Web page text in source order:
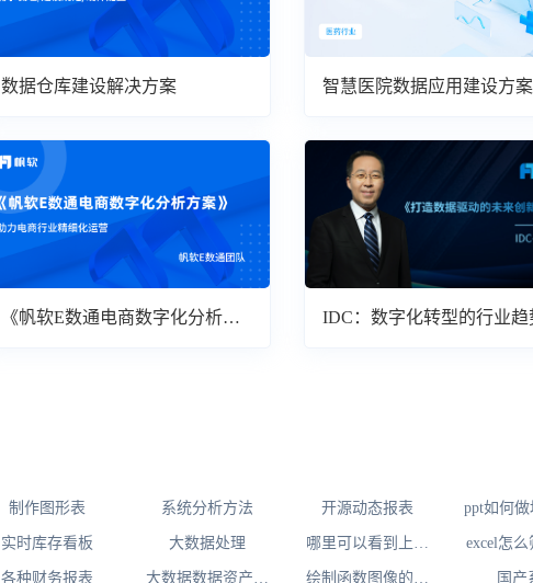
数据仓库建设解决方案 智慧医院数据应用建设方案
《帆软E数通电商数字化分析方
IDC：数字化转型的行业趋
制作图形表 系统分析方法 开源动态报表 ppt如何
实时库存看板 大数据处理
哪里可以看到上市
excel怎
各种财务报表 大数据数据资产管 绘制函数图像的软 国产